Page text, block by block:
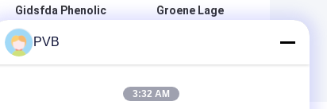
Gidsfda Phenolic
Slijtage met hoge
weerstand Ring
Cloth Reinforced
Groene Lage
Polyester Resin
PVB
3:32 AM